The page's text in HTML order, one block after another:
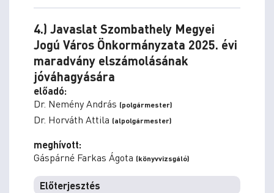
4.) Javaslat Szombathely Megyei
Jogú Város Önkormányzata 2025. évi
maradvány elszámolásának
jóváhagyására
előadó:
Dr. Nemény András (polgármester)
Dr. Horváth Attila (alpolgármester)
meghívott:
Gáspárné Farkas Ágota (könyvvizsgáló)
Előterjesztés